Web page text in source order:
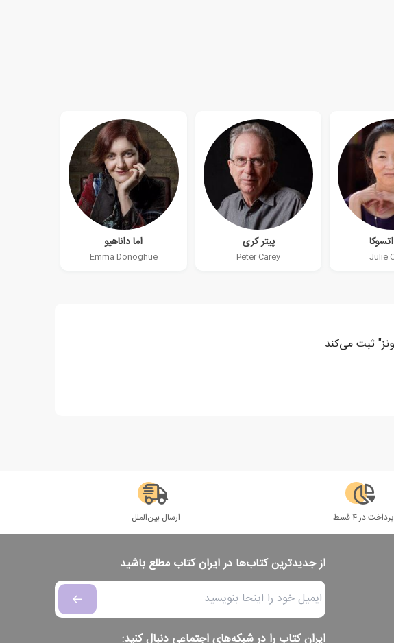
Julie
پیتر کری
Peter Carey
اما داناهیو
Emma Donoghue
ثبت می‌کند
پرداخت در 4 قسط ارسال بین‌الملل
از جدیدترین کتاب‌ها در ایران کتاب مطلع باشید
ایران کتاب را در شبکه‌های اجتماعی دنبال کنید: